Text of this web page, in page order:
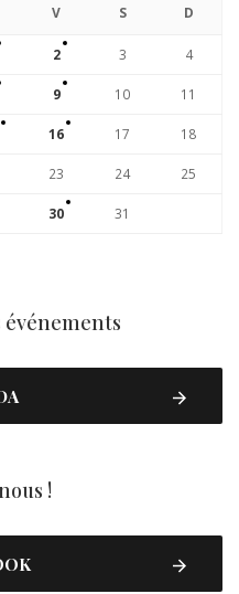
V S D
2 3 4
9 10 11
16 17 18
23 24 25
30 31
événements
!